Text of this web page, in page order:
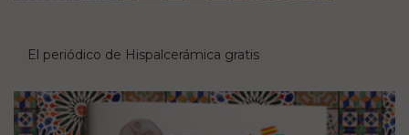
El periódico de Hispalcerámica gratis